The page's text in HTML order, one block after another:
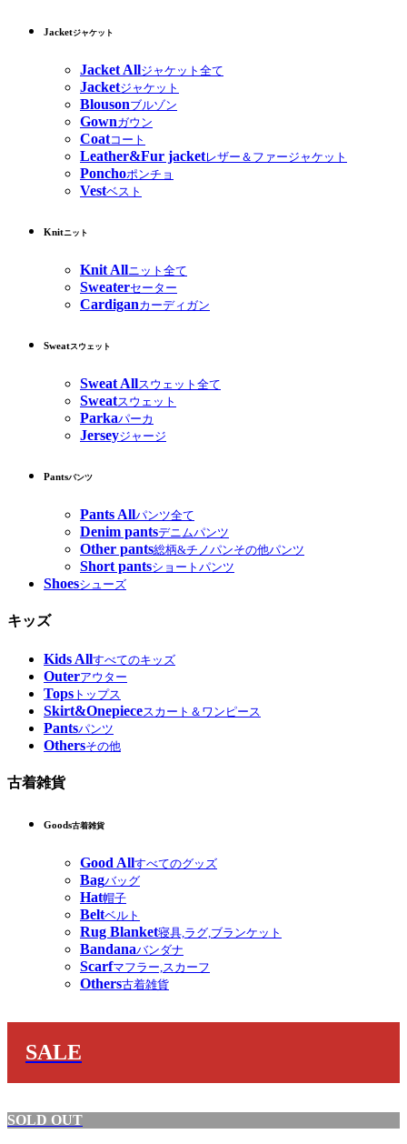
Jacketジャケット
Jacket Allジャケット全て
Jacketジャケット
Blousonブルゾン
Gownガウン
Coatコート
Leather&Fur jacketレザー＆ファージャケット
Ponchoポンチョ
Vestベスト
Knitニット
Knit Allニット全て
Sweaterセーター
Cardiganカーディガン
Sweatスウェット
Sweat Allスウェット全て
Sweatスウェット
Parkaパーカ
Jerseyジャージ
Pantsパンツ
Pants Allパンツ全て
Denim pantsデニムパンツ
Other pants総柄&チノパンその他パンツ
Short pantsショートパンツ
Shoesシューズ
キッズ
Kids Allすべてのキッズ
Outerアウター
Tops トップス
Skirt&Onepieceスカート＆ワンピース
Pantsパンツ
Othersその他
古着雑貨
Goods古着雑貨
Good Allすべてのグッズ
Bagバッグ
Hat帽子
Beltベルト
Rug Blanket寝具,ラグ,ブランケット
Bandanaバンダナ
Scarfマフラー,スカーフ
Others古着雑貨
SALE
SOLD OUT